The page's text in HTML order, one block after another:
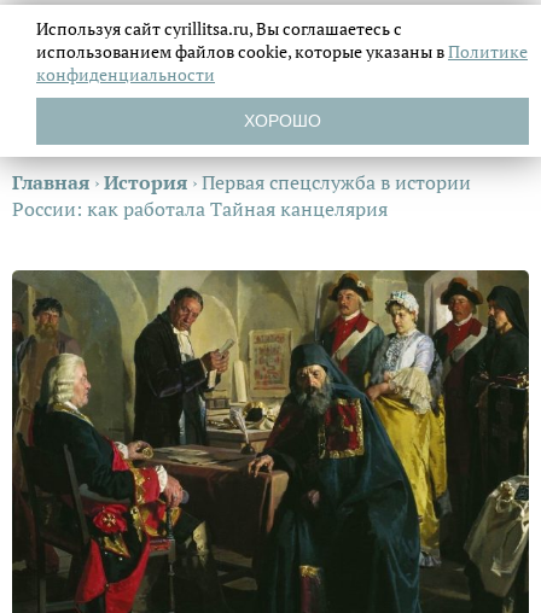
Главная ›История ›Первая спецслужба в истории
России: как работала Тайная канцелярия
Используя сайт cyrillitsa.ru, Вы соглашаетесь с
использованием файловcookie, которые указаны вПолитике
конфиденциальности
ХОРОШО